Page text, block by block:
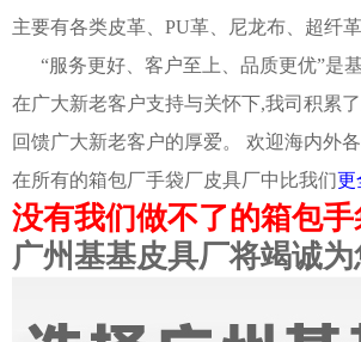
主要有各类皮革、PU革、尼龙布、超纤
“服务更好、客户至上、品质更优”是
在广大新老客户支持与关怀下,我司积累
回馈广大新老客户的厚爱。 欢迎海内外
在所有的箱包厂手袋厂皮具厂中比我们更
没有我们做不了的箱包
广州基基皮具厂将竭诚